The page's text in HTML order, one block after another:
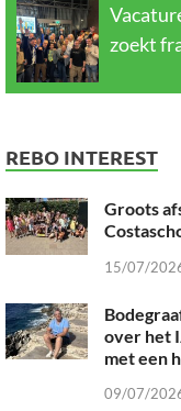
zoekt
REBO INTEREST
Groots
15/07/
over het
met een
09/07/